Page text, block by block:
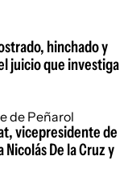
hinchado y
juicio que investiga
vicepresidente de
De la Cruz y